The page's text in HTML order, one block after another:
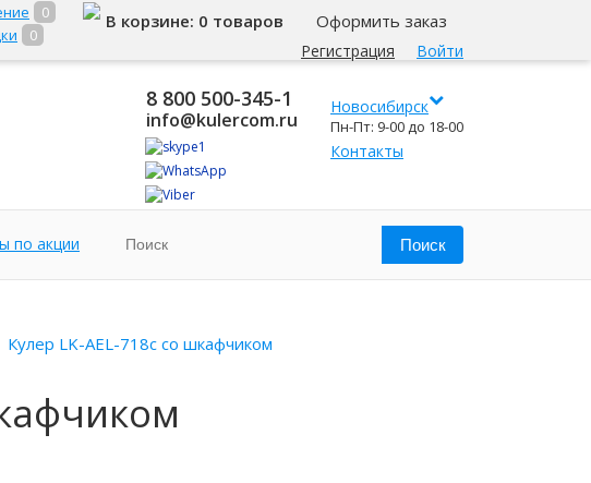
0
0
Регистрация Войти
В корзине: 0 товаров Оформить заказ
8 800 500-345-1
info@kulercom.ru
Новосибирск
Пн-Пт: 9-00 до 18-00
Контакты
по акции
Кулер LK-AEL-718c со шкафчиком